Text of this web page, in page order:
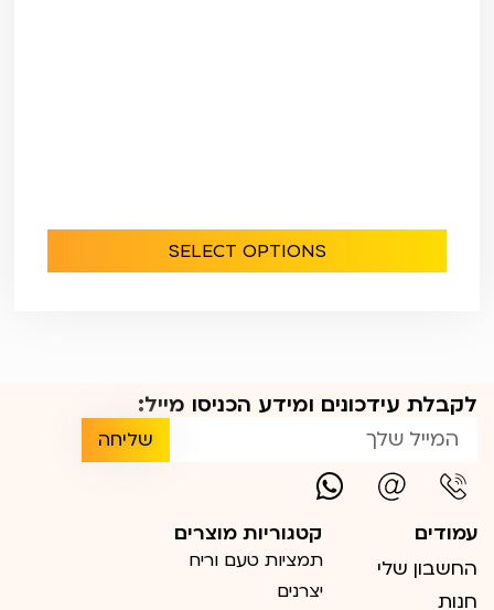
SELECT OPTIONS
לקבלת עידכונים ומידע הכניסו מייל:
שליחה
עמודים
החשבון שלי
חנות
קטגוריות מוצרים
תמציות טעם וריח
יצרנים